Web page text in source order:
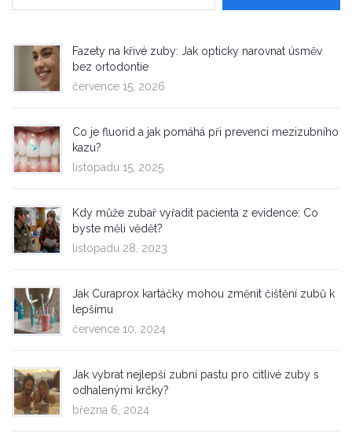
Fazety na křivé zuby: Jak opticky narovnat úsměv
bez ortodontie
července 15, 2026
Co je fluorid a jak pomáhá při prevenci mezizubního
kazu?
listopadu 15, 2025
Kdy může zubař vyřadit pacienta z evidence: Co
byste měli vědět?
listopadu 28, 2023
Jak Curaprox kartáčky mohou změnit čištění zubů k
lepšímu
července 10, 2024
Jak vybrat nejlepší zubní pastu pro citlivé zuby s
odhalenými krčky?
března 6, 2024